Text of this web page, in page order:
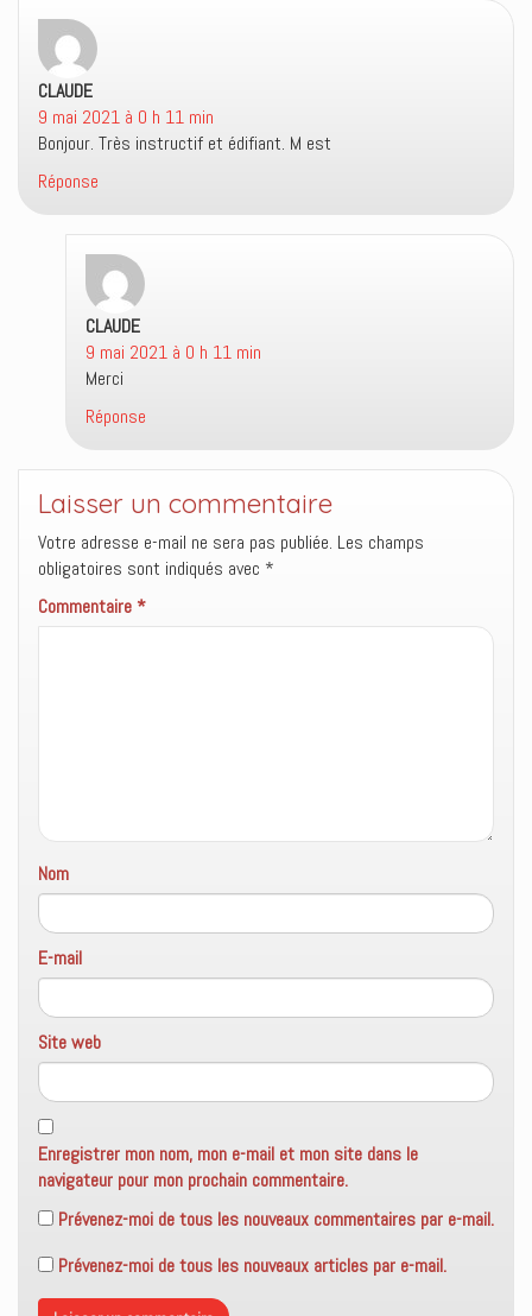
l
e
f
e
n
ê
r
)
n
t
o
v
e
CLAUDE
9 mai 2021 à 0 h 11 min
Bonjour. Très instructif et édifiant. M est
Réponse
CLAUDE
9 mai 2021 à 0 h 11 min
Merci
Réponse
Laisser un commentaire
Votre adresse e-mail ne sera pas publiée. Les champs
obligatoires sont indiqués avec *
Commentaire*
Nom
E-mail
Site web
Enregistrer mon nom, mon e-mail et mon site dans le
navigateur pour mon prochain commentaire.
Prévenez-moi de tous les nouveaux commentaires par e-mail.
Prévenez-moi de tous les nouveaux articles par e-mail.